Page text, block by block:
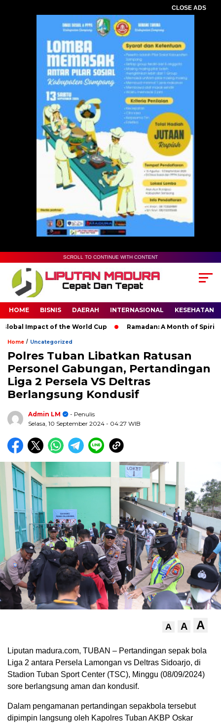
CLOSE ADS
SCROLL TO CONTINUE WITH CONTENT
HOME BISNIS DAERAH INTERNASIONAL KESEHATAN
Impact of the World Cup Ramadan: A Month of Spiritual
Home / Uncategorized
Polres Tuban Libatkan Ratusan
Personel Gabungan, Pertandingan
Liga 2 Persela VS Deltras
Berlangsung Kondusif
Admin LM
- Penulis
Selasa, 10 September 2024 - 04:27 WIB
A A A
Liputan madura.com, TUBAN – Pertandingan sepak bola
Liga 2 antara Persela Lamongan vs Deltras Sidoarjo, di
Stadion Tuban Sport Center (TSC), Minggu (08/09/2024)
sore berlangsung aman dan kondusif.
Dalam pengamanan pertandingan sepakbola tersebut
dipimpin langsung oleh Kapolres Tuban AKBP Oskar